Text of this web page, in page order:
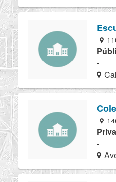
-
-